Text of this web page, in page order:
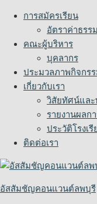
Skip
content
การสมัครเรียน
อัตราค่าธรร
คณะผู้บริหาร
บุคลากร
ประมวลภาพกิจกร
เกี่ยวกับเรา
วิสัยทัศน์แล
รายงานผลก
ประวัติโรงเรี
ติดต่อเรา
อัสสัมชัญคอนแวนต์ลพบุรี